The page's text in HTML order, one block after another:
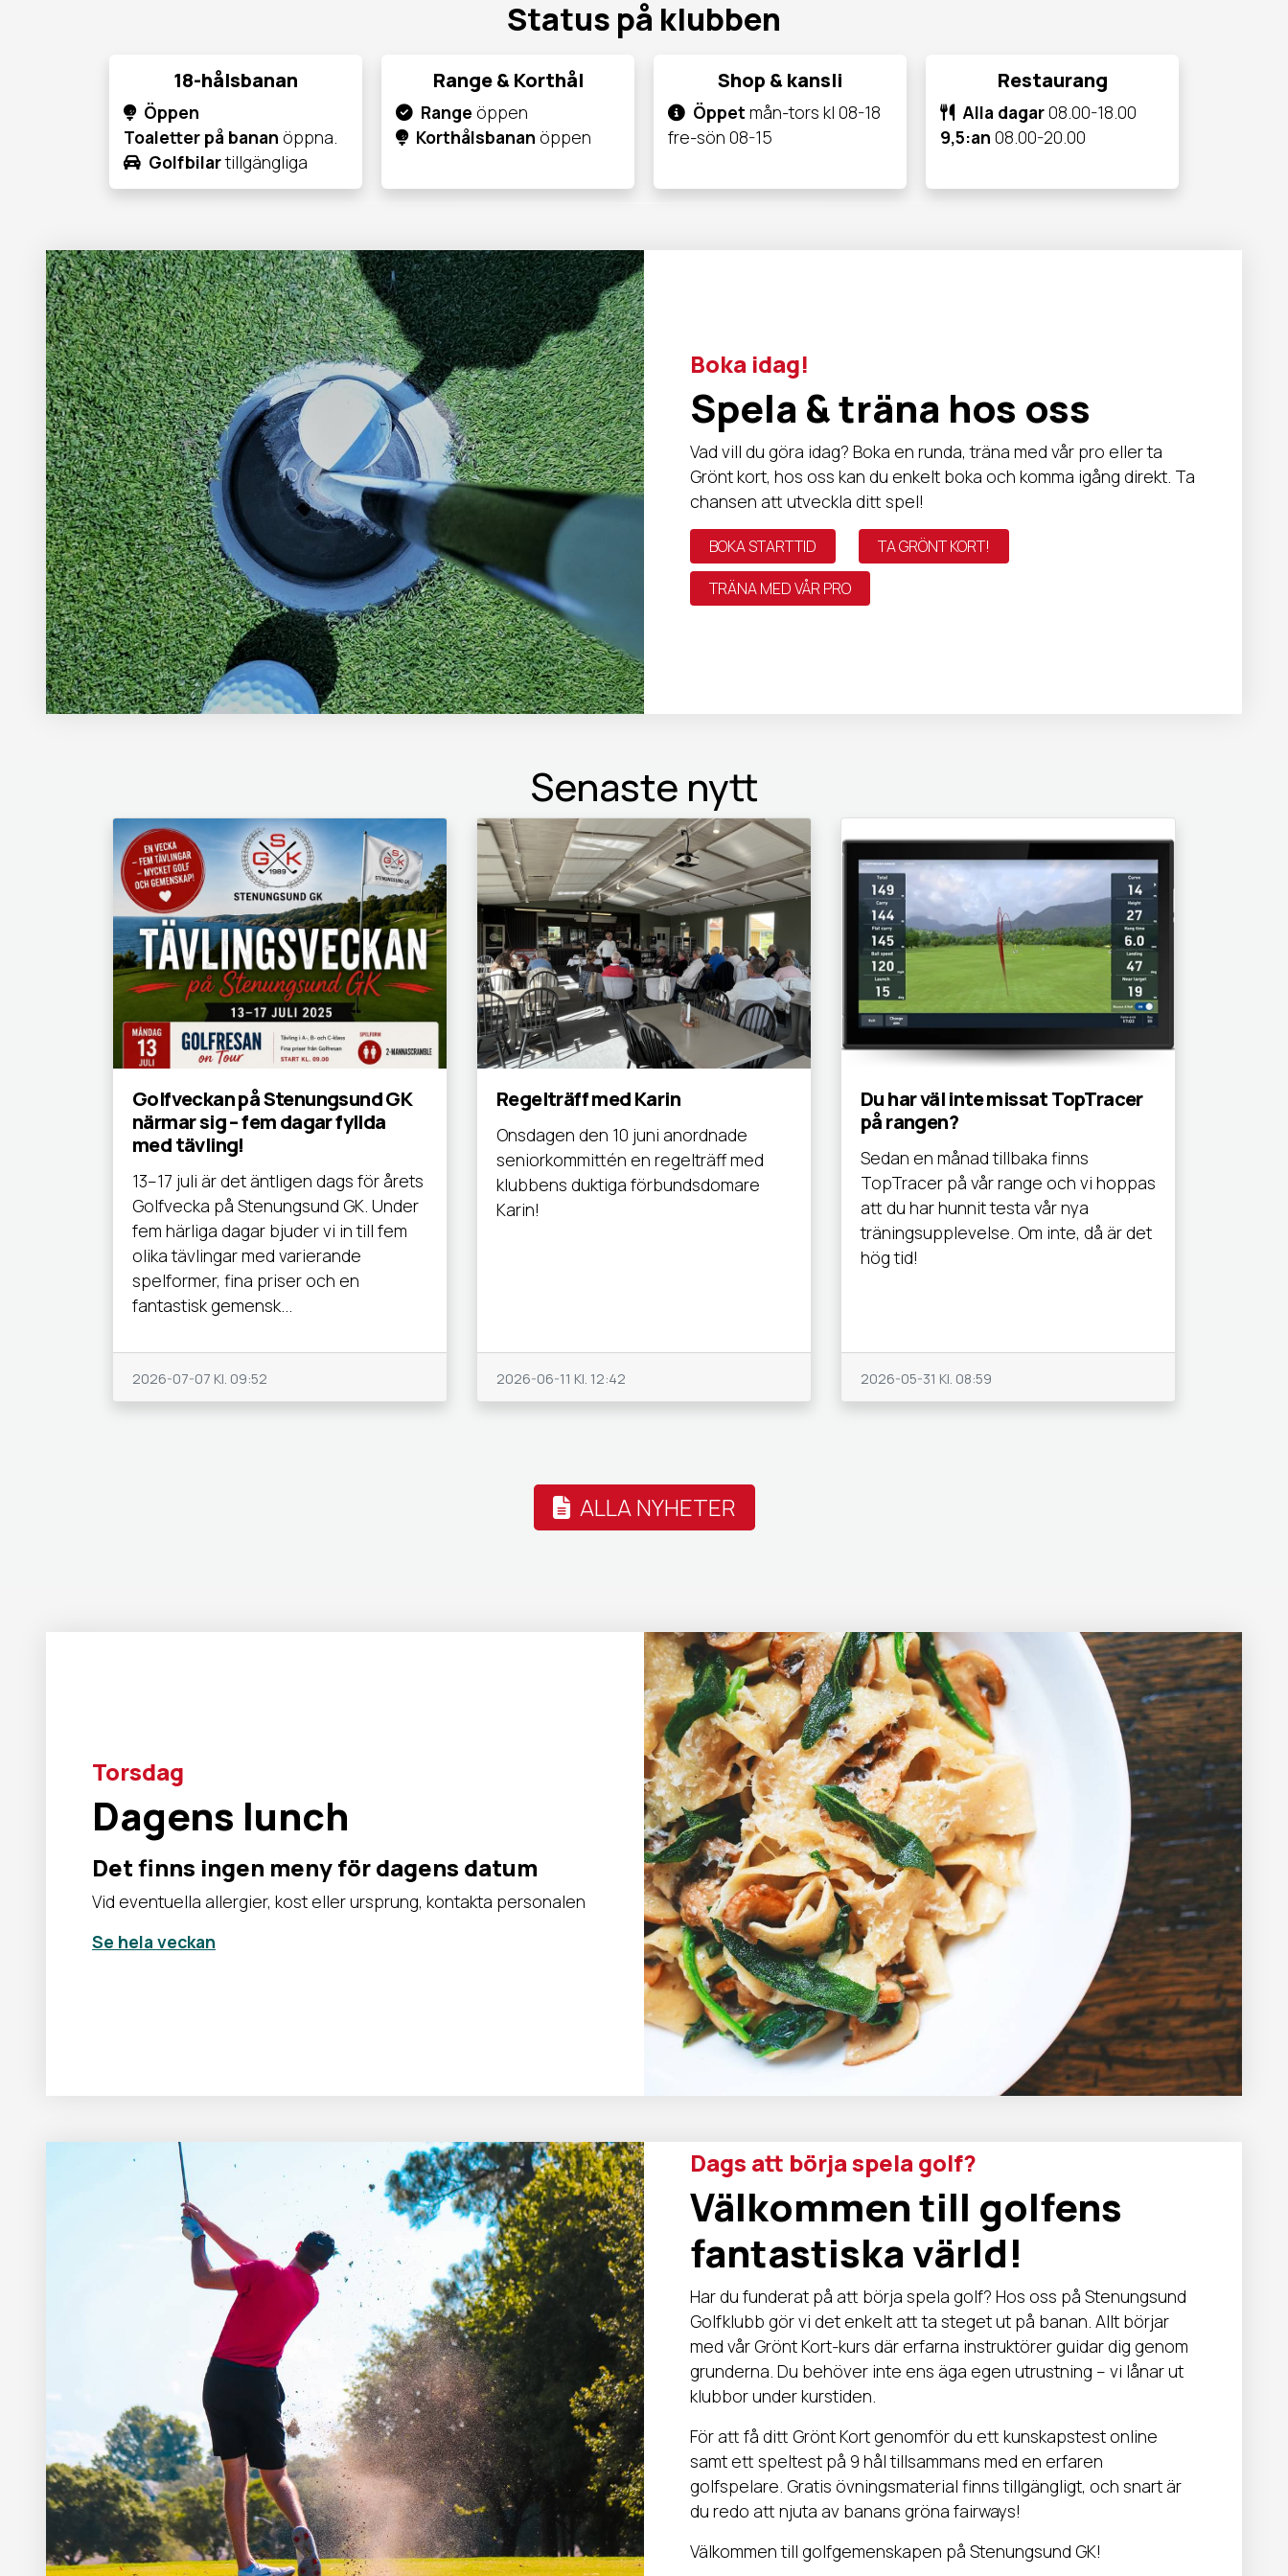
Status på klubben
18-hålsbanan
Öppen
Toaletter på banan öppna.
Golfbilartillgängliga
Range & Korthål
Range öppen
Korthålsbanan öppen
Shop & kansli
Öppet mån-tors kl 08-18
fre-sön 08-15
Restaurang
Alla dagar08.00-18.00
9,5:an 08.00-20.00
Boka idag!
Spela & träna hos oss
Vad vill du göra idag? Boka en runda, träna med vår pro eller ta
Grönt kort, hos oss kan du enkelt boka och komma igång direkt. Ta
chansen att utveckla ditt spel!
BOKA STARTTID
TA GRÖNT KORT!
TRÄNA MED VÅR PRO
Senaste nytt
Golfveckan på Stenungsund GK
närmar sig – fem dagar fyllda
med tävling!
13–17 juli är det äntligen dags för årets
Golfvecka på Stenungsund GK. Under
fem härliga dagar bjuder vi in till fem
olika tävlingar med varierande
spelformer, fina priser och en
fantastisk gemensk...
2026-07-07 Kl. 09:52
Regelträff med Karin
Onsdagen den 10 juni anordnade
seniorkommittén en regelträff med
klubbens duktiga förbundsdomare
Karin!
2026-06-11 Kl. 12:42
Du har väl inte missat TopTracer
på rangen?
Sedan en månad tillbaka finns
TopTracer på vår range och vi hoppas
att du har hunnit testa vår nya
träningsupplevelse. Om inte, då är det
hög tid!
2026-05-31 Kl. 08:59
ALLA NYHETER
Torsdag
Dagens lunch
Det finns ingen meny för dagens datum
Vid eventuella allergier, kost eller ursprung, kontakta personalen
Se hela veckan
Dags att börja spela golf?
Välkommen till golfens
fantastiska värld!
Har du funderat på att börja spela golf? Hos oss på Stenungsund
Golfklubb gör vi det enkelt att ta steget ut på banan. Allt börjar
med vår Grönt Kort-kurs där erfarna instruktörer guidar dig genom
grunderna. Du behöver inte ens äga egen utrustning – vi lånar ut
klubbor under kurstiden.
För att få ditt Grönt Kort genomför du ett kunskapstest online
samt ett speltest på 9 hål tillsammans med en erfaren
golfspelare. Gratis övningsmaterial finns tillgängligt, och snart är
du redo att njuta av banans gröna fairways!
Välkommen till golfgemenskapen på Stenungsund GK!